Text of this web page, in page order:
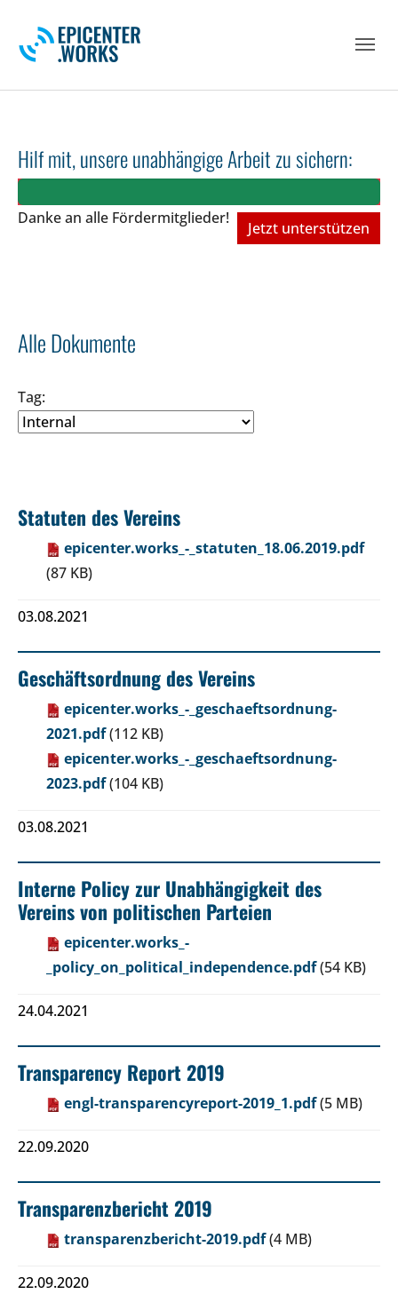
Hilf mit, unsere unabhängige Arbeit zu sichern:
Danke an alle Fördermitglieder!
Jetzt unterstützen
Alle Dokumente
Tag:
Statuten des Vereins
epicenter.works_-_statuten_18.06.2019.pdf
(87 KB)
03.08.2021
Geschäftsordnung des Vereins
epicenter.works_-_geschaeftsordnung-
2021.pdf(112 KB)
epicenter.works_-_geschaeftsordnung-
2023.pdf(104 KB)
03.08.2021
Interne Policy zur Unabhängigkeit des
Vereins von politischen Parteien
epicenter.works_-
_policy_on_political_independence.pdf(54 KB)
24.04.2021
Transparency Report 2019
engl-transparencyreport-2019_1.pdf(5 MB)
22.09.2020
Transparenzbericht 2019
transparenzbericht-2019.pdf(4 MB)
22.09.2020